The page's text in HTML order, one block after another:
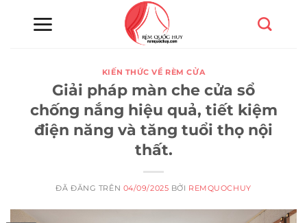
KIẾN THỨC VỀ RÈM CỬA
Giải pháp màn che cửa sổ
chống nắng hiệu quả, tiết kiệm
điện năng và tăng tuổi thọ nội
thất.
ĐÃ ĐĂNG TRÊN 04/09/2025 BỞI REMQUOCHUY